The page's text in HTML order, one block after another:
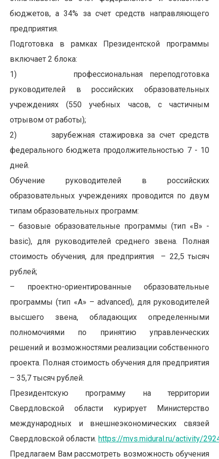
бюджетов, а 34% за счет средств направляющего
предприятия.
Подготовка в рамках Президентской программы
включает 2 блока:
1)
профессиональная переподготовка
руководителей в российских образовательных
учреждениях (550 учебных часов, с частичным
отрывом от работы);
2)
зарубежная стажировка за счет средств
федерального бюджета продолжительностью 7 - 10
дней.
Обучение руководителей в российских
образовательных учреждениях проводится по двум
типам образовательных программ:
– базовые образовательные программы (тип «В» -
basic), для руководителей среднего звена. Полная
стоимость обучения, для предприятия – 22,5 тысяч
рублей;
– проектно-ориентированные образовательные
программы (тип «А» – advanced), для руководителей
высшего звена, обладающих определенными
полномочиями по принятию управленческих
решений и возможностями реализации собственного
проекта. Полная стоимость обучения для предприятия
– 35,7 тысяч рублей.
Президентскую программу на территории
Свердловской области курирует Министерство
международных и внешнеэкономических связей
Свердловской области. https://mvs.midural.ru/activity/
Предлагаем Вам рассмотреть возможность обучения